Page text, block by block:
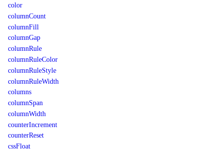
color
columnCount
columnFill
columnGap
columnRule
columnRuleColor
columnRuleStyle
columnRuleWidth
columns
columnSpan
columnWidth
counterIncrement
counterReset
cssFloat